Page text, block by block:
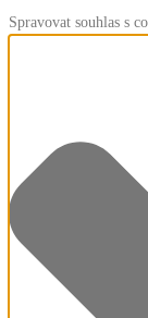
Spravovat souhlas s